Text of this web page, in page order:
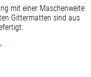
mit einer Maschenweite
Gittermatten sind aus